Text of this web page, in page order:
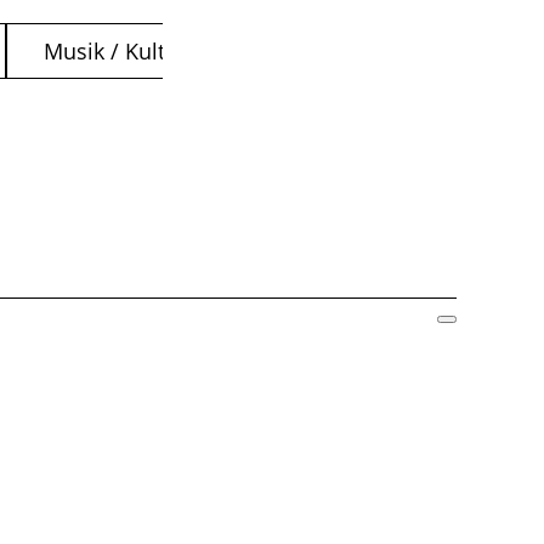
Musik / Kultur